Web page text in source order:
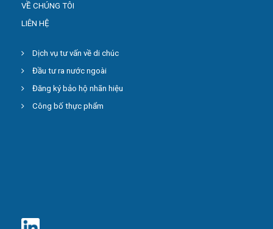
VỀ CHÚNG TÔI
LIÊN HỆ
Dịch vụ tư vấn về di chúc
Đầu tư ra nước ngoài
Đăng ký bảo hộ nhãn hiệu
Công bố thực phẩm